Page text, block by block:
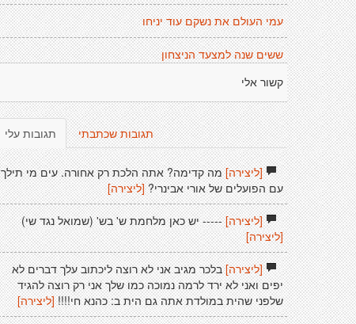
עמי העולם את נשקם עוד יניחו
ששים שנה למצעד הניצחון
קשור אלי
תגובות עלי תגובות שכתבתי
[ליצירה]מה קדימה? אתה הלכת רק אחורה. עים מי תילך
עם הפועלים של אורי אבינרי? [ליצירה]
[ליצירה]----- יש כאן מלחמת ש' בש' (שמואל נגד שי)
[ליצירה]
[ליצירה]בלכר מגיב אני לא רוצה ליכתוב עלך דברים לא
יפים ואני לא ירד לרמה נמוכה כמו שלך אני רק רוצה להגיד
שלפני שהית במולדת אתה גם הית ב: כהנא חי!!!! [ליצירה]